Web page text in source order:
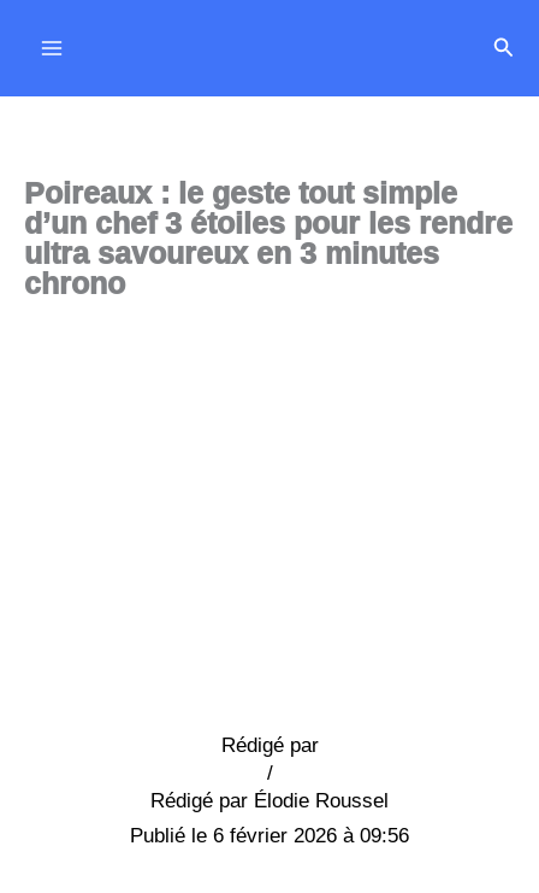
Poireaux : le geste tout simple
d’un chef 3 étoiles pour les rendre
ultra savoureux en 3 minutes
chrono
Rédigé par
Élodie Roussel
/
6 février 2026 à 09:56